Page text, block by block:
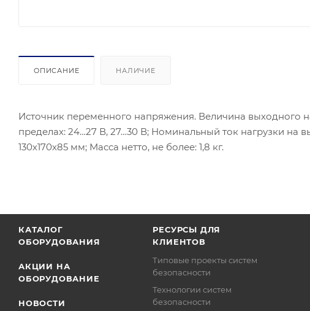
ОПИСАНИЕ НАЛИЧИЕ
Источник переменного напряжения. Величина выходного
пределах: 24…27 В, 27…30 В; Номинальный ток нагрузки на
130х170х85 мм; Масса нетто, не более: 1,8 кг.
КАТАЛОГ
ОБОРУДОВАНИЯ
АКЦИИ НА
ОБОРУДОВАНИЕ
НОВОСТИ
РЕСУРСЫ ДЛЯ
КЛИЕНТОВ
Типовые проекты систем
безопасности
Технологии систем
безопасности